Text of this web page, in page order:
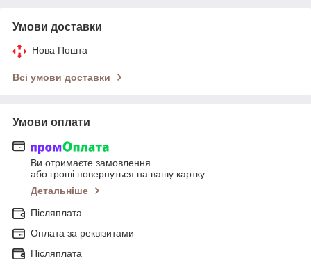
Умови доставки
Нова Пошта
Всі умови доставки
Умови оплати
Ви отримаєте замовлення
або гроші повернуться на вашу картку
Детальніше
Післяплата
Оплата за реквізитами
Післяплата